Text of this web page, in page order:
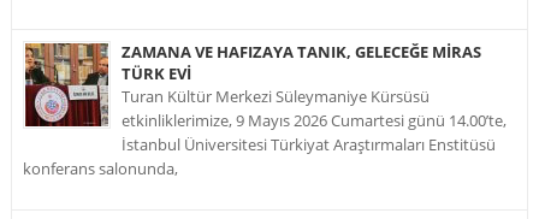
ZAMANA VE HAFIZAYA TANIK, GELECEĞE MİRAS
TÜRK EVİ
Turan Kültür Merkezi Süleymaniye Kürsüsü
etkinliklerimize, 9 Mayıs 2026 Cumartesi günü 14.00’te,
İstanbul Üniversitesi Türkiyat Araştırmaları Enstitüsü
konferans salonunda,